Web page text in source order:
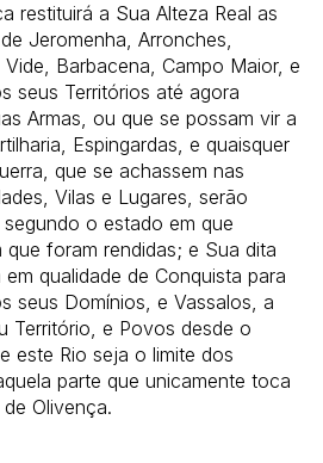
restituirá a Sua Alteza Real as
Jeromenha, Arronches,
Barbacena, Campo Maior, e
seus Territórios até agora
Armas, ou que se possam vir a
Espingardas, e quaisquer
que se achassem nas
Vilas e Lugares, serão
o estado em que
foram rendidas; e Sua dita
qualidade de Conquista para
seus Domínios, e Vassalos, a
Território, e Povos desde o
este Rio seja o limite dos
parte que unicamente toca
Olivença.